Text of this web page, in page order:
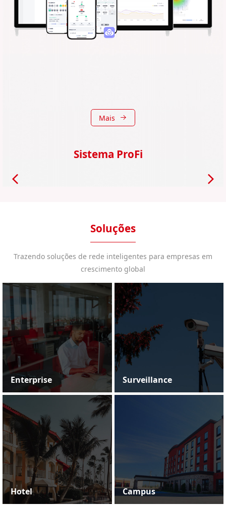
Roteador Empresarial
Mais
Soluções
Trazendo soluções de rede inteligentes para empresas em
crescimento global
Enterprise Surveillance
Hotel Campus